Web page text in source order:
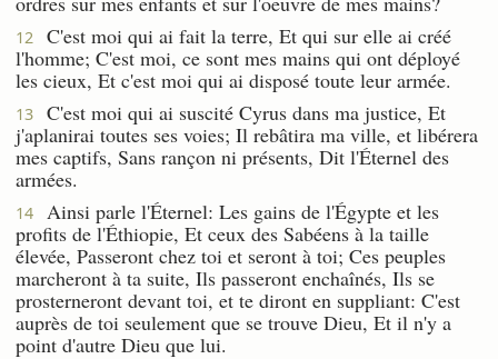
12
C'est moi qui ai fait la terre, Et qui sur elle ai créé
l'homme; C'est moi, ce sont mes mains qui ont déployé
les cieux, Et c'est moi qui ai disposé toute leur armée.
13
C'est moi qui ai suscité Cyrus dans ma justice, Et
j'aplanirai toutes ses voies; Il rebâtira ma ville, et libérera
mes captifs, Sans rançon ni présents, Dit l'Éternel des
armées.
14
Ainsi parle l'Éternel: Les gains de l'Égypte et les
profits de l'Éthiopie, Et ceux des Sabéens à la taille
élevée, Passeront chez toi et seront à toi; Ces peuples
marcheront à ta suite, Ils passeront enchaînés, Ils se
prosterneront devant toi, et te diront en suppliant: C'est
auprès de toi seulement que se trouve Dieu, Et il n'y a
point d'autre Dieu que lui.